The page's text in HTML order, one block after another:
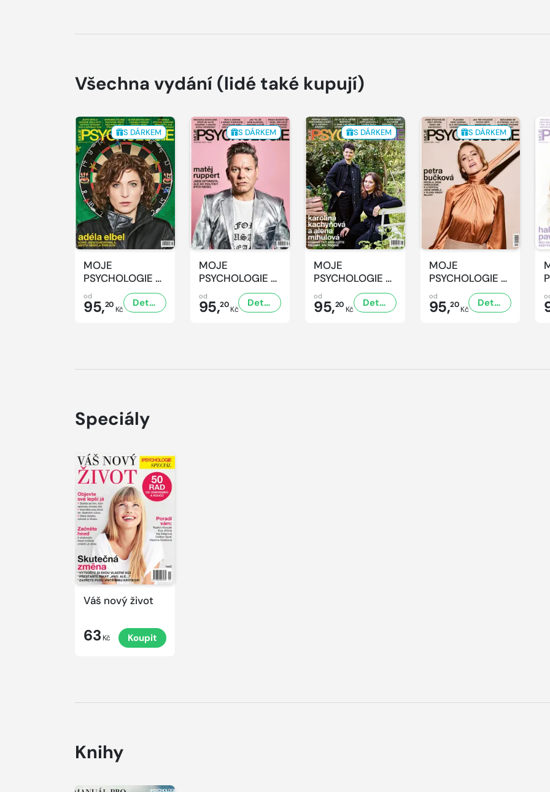
Všechna vydání (lidé také kupují)
S DÁRKEM
MOJE
PSYCHOLOGIE -
8/2026
od
95,20 Kč
Detail
S DÁRKEM
MOJE
PSYCHOLOGIE -
7/2026
od
95,20Kč
Detail
S DÁRKEM
MOJE
PSYCHOLOGIE -
6/2026
od
95,20 Kč
Detail
S DÁRKEM
MOJE
PSYCHOLOGIE -
5/2026
od
95,20Kč
Detail
Speciály
Váš nový život
63 Kč Koupit
Knihy